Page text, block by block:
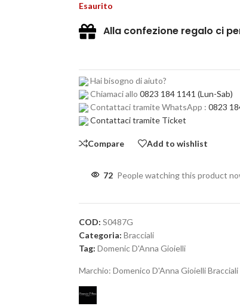
Esaurito
Alla confezione regalo ci
Hai bisogno di aiuto?
Chiamaci allo 0823 184 1141 (Lun-Sab)
Contattaci tramite WhatsApp : 0823
Contattaci tramite Ticket
Compare Add to wishlist
72 People watching this product
COD: S0487G
Categoria: Bracciali
Tag: Domenic D'Anna Gioielli
Marchio: Domenico D'Anna Gioielli Bracciali